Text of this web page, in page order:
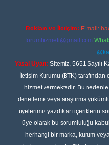
Reklam ve İletişim: E-mail:
forumhizmeti@gmail.com
Yasal Uyarı: Sitemiz, 5651 Sayılı
İletişim Kurumu (BTK) tarafından
hizmet vermektedir. Bu
denetleme veya araştırma
üyelerimiz yazdıkları içeriklerin
üye olarak bu sorumluluğu
herhangi bir marka, kurum